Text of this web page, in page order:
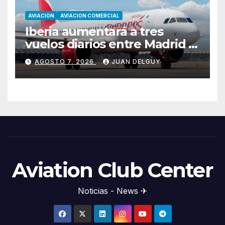
AVIACION AVIACION COMERCIAL
Iberia aumentará a tres
vuelos diarios entre Madrid y
Menorca durante el invierno
AGOSTO 7, 2026 JUAN DELGUY
Aviation Club Center
Noticias - News ✈